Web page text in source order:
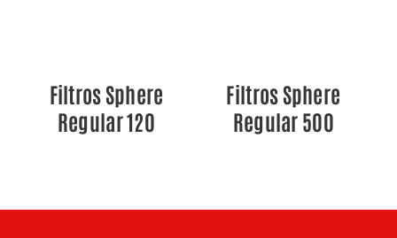
Filtros Sphere
Regular 120
Filtros Sphere
Regular 500